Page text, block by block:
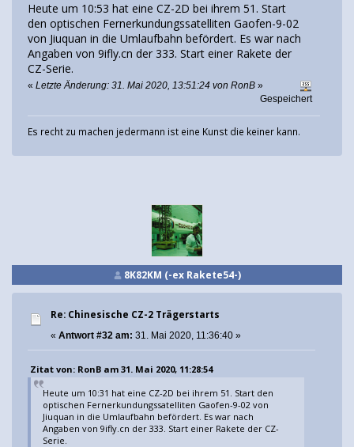
Heute um 10:53 hat eine CZ-2D bei ihrem 51. Start
den optischen Fernerkundungssatelliten Gaofen-9-02
von Jiuquan in die Umlaufbahn befördert. Es war nach
Angaben von 9ifly.cn der 333. Start einer Rakete der
CZ-Serie.
« Letzte Änderung: 31. Mai 2020, 13:51:24 von RonB »
Gespeichert
Es recht zu machen jedermann ist eine Kunst die keiner kann.
8K82KM (-ex Rakete54-)
Re: Chinesische CZ-2 Trägerstarts
« Antwort #32 am: 31. Mai 2020, 11:36:40 »
Zitat von: RonB am 31. Mai 2020, 11:28:54
Heute um 10:31 hat eine CZ-2D bei ihrem 51. Start den
optischen Fernerkundungssatelliten Gaofen-9-02 von
Jiuquan in die Umlaufbahn befördert. Es war nach
Angaben von 9ifly.cn der 333. Start einer Rakete der CZ-
Serie.